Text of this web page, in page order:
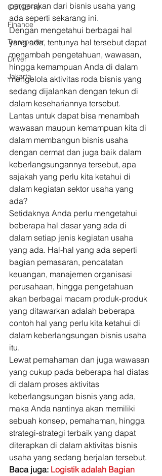
COVID-19
Finance
Transporter
Driver
Jakarta
pergerakan dari bisnis usaha yang
ada seperti sekarang ini.
Dengan mengetahui berbagai hal
yang ada, tentunya hal tersebut dapat
menambah pengetahuan, wawasan,
hingga kemampuan Anda di dalam
mengelola aktivitas roda bisnis yang
sedang dijalankan dengan tekun di
dalam kesehariannya tersebut.
Lantas untuk dapat bisa menambah
wawasan maupun kemampuan kita di
dalam membangun bisnis usaha
dengan cermat dan juga baik dalam
keberlangsungannya tersebut, apa
sajakah yang perlu kita ketahui di
dalam kegiatan sektor usaha yang
ada?
Setidaknya Anda perlu mengetahui
beberapa hal dasar yang ada di
dalam setiap jenis kegiatan usaha
yang ada. Hal-hal yang ada seperti
bagian pemasaran, pencatatan
keuangan, manajemen organisasi
perusahaan, hingga pengetahuan
akan berbagai macam produk-produk
yang ditawarkan adalah beberapa
contoh hal yang perlu kita ketahui di
dalam keberlangsungan bisnis usaha
itu.
Lewat pemahaman dan juga wawasan
yang cukup pada beberapa hal diatas
di dalam proses aktivitas
keberlangsungan bisnis yang ada,
maka Anda nantinya akan memiliki
sebuah konsep, pemahaman, hingga
strategi-strategi terbaik yang dapat
diterapkan di dalam aktivitas bisnis
usaha yang sedang berjalan tersebut.
Baca juga: Logistik adalah Bagian